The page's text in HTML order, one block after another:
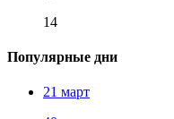
14
Популярные дни
21 март